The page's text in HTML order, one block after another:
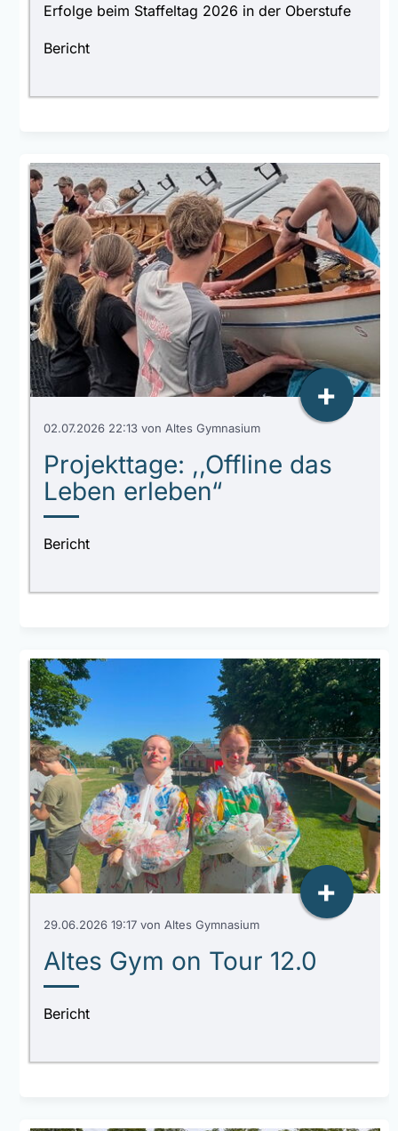
Erfolge beim Staffeltag 2026 in der Oberstufe
Bericht
02.07.2026 22:13 von Altes Gymnasium
Projekttage: ,,Offline das
Leben erleben“
Bericht
+
29.06.2026 19:17 von Altes Gymnasium
Altes Gym on Tour 12.0
Bericht
+